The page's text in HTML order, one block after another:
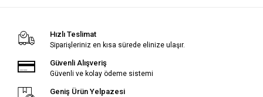
Hızlı Teslimat
Siparişleriniz en kısa sürede elinize ulaşır.
Güvenli Alışveriş
Güvenli ve kolay ödeme sistemi
Geniş Ürün Yelpazesi